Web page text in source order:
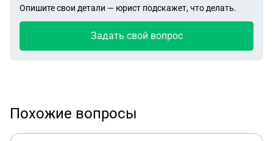
Опишите свои детали — юрист подскажет, что делать.
Задать свой вопрос
Похожие вопросы